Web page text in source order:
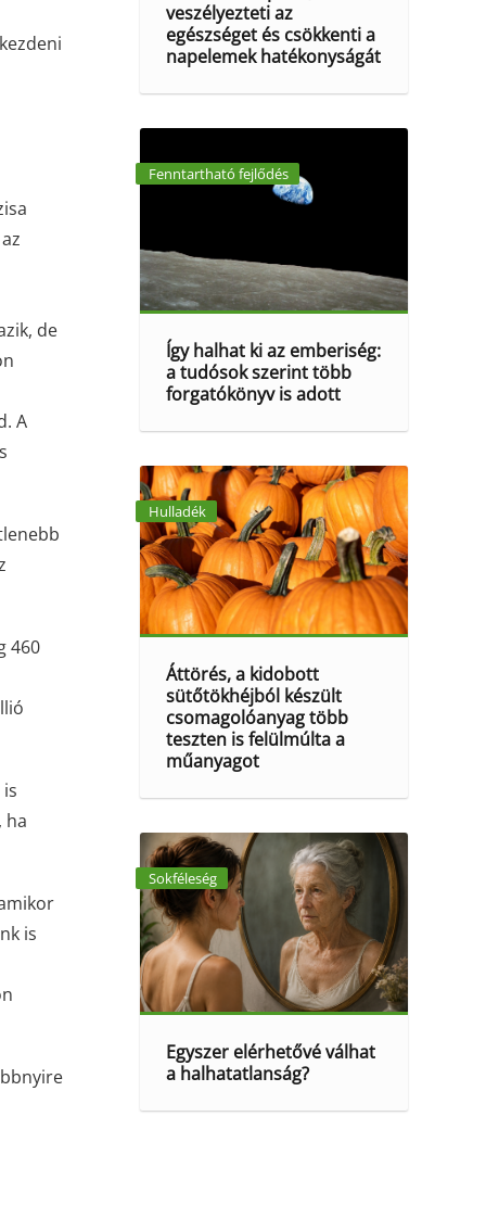
de
A
460
ha
is
veszélyezteti az
egészséget és csökkenti a
napelemek hatékonyságát
Fenntartható fejlődés
Így halhat ki az emberiség:
a tudósok szerint több
forgatókönyv is adott
Hulladék
Áttörés, a kidobott
sütőtökhéjból készült
csomagolóanyag több
teszten is felülmúlta a
műanyagot
Sokféleség
Egyszer elérhetővé válhat
a halhatatlanság?